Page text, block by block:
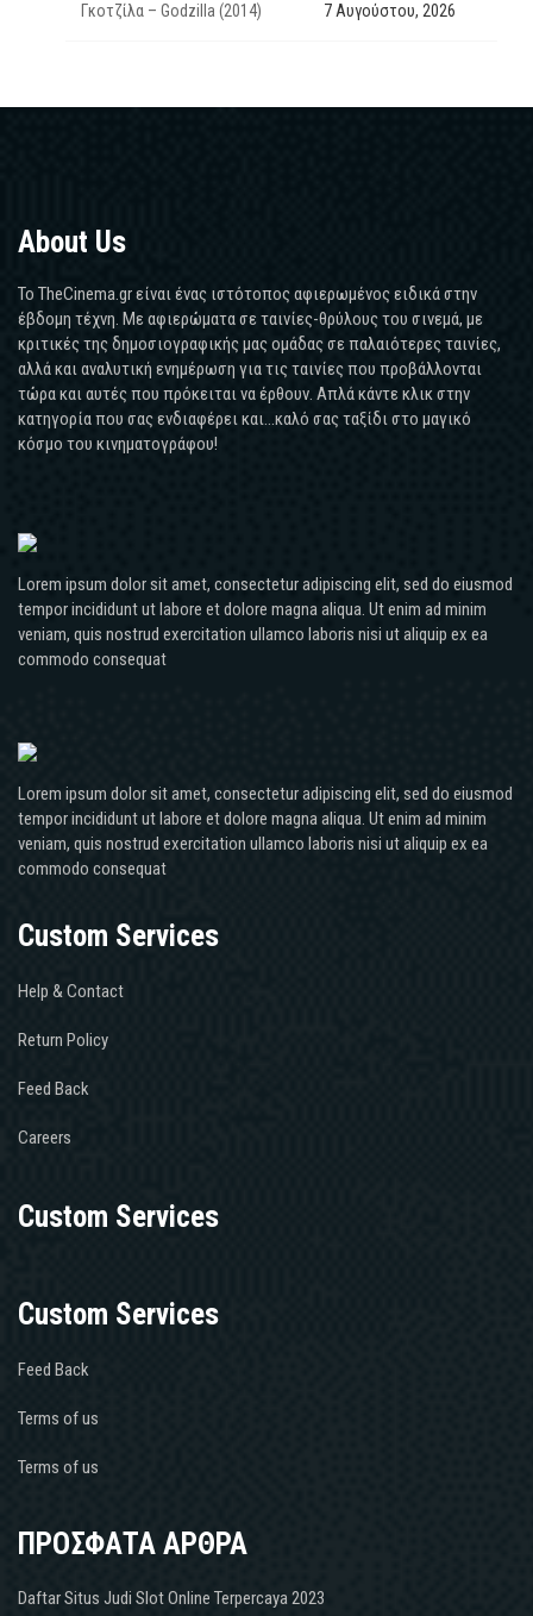
Γκοτζίλα – Godzilla (2014) 7 Αυγούστου, 2026
About Us
Το TheCinema.gr είναι ένας ιστότοπος αφιερωμένος ειδικά στην
έβδομη τέχνη. Με αφιερώματα σε ταινίες-θρύλους του σινεμά, με
κριτικές της δημοσιογραφικής μας ομάδας σε παλαιότερες ταινίες,
αλλά και αναλυτική ενημέρωση για τις ταινίες που προβάλλονται
τώρα και αυτές που πρόκειται να έρθουν. Απλά κάντε κλικ στην
κατηγορία που σας ενδιαφέρει και...καλό σας ταξίδι στο μαγικό
κόσμο του κινηματογράφου!
Lorem ipsum dolor sit amet, consectetur adipiscing elit, sed do eiusmod
tempor incididunt ut labore et dolore magna aliqua. Ut enim ad minim
veniam, quis nostrud exercitation ullamco laboris nisi ut aliquip ex ea
commodo consequat
Lorem ipsum dolor sit amet, consectetur adipiscing elit, sed do eiusmod
tempor incididunt ut labore et dolore magna aliqua. Ut enim ad minim
veniam, quis nostrud exercitation ullamco laboris nisi ut aliquip ex ea
commodo consequat
Custom Services
Help & Contact
Return Policy
Feed Back
Careers
Custom Services
Custom Services
Feed Back
Terms of us
Terms of us
ΠΡΟΣΦΑΤΑ ΑΡΘΡΑ
Daftar Situs Judi Slot Online Terpercaya 2023